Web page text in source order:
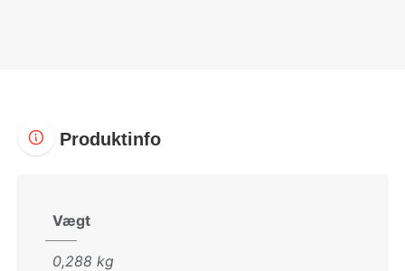
Produktinfo
Vægt
0,288 kg